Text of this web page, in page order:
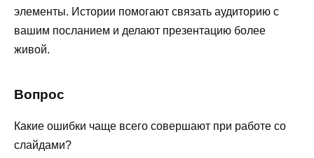
элементы. Истории помогают связать аудиторию с
вашим посланием и делают презентацию более
живой.
Вопрос
Какие ошибки чаще всего совершают при работе со
слайдами?